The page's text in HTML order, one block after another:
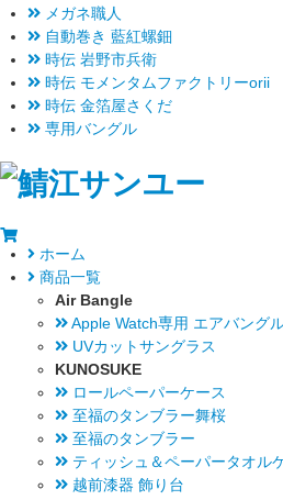
メガネ職人
自動巻き 藍紅螺鈿
時伝 岩野市兵衛
時伝 モメンタムファクトリーorii
時伝 金箔屋さくだ
専用バングル
ホーム
商品一覧
Air Bangle
Apple Watch専用 エアバング
UVカットサングラス
KUNOSUKE
ロールペーパーケース
至福のタンブラー舞桜
至福のタンブラー
ティッシュ＆ペーパータオル
越前漆器 飾り台